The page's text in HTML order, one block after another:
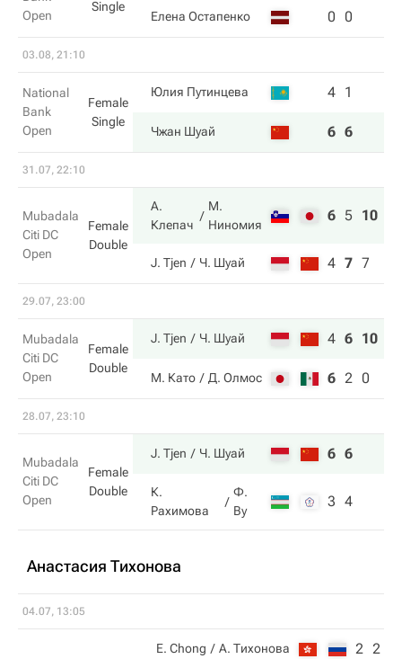
Open
Single
Елена Остапенко 0 0
03.08, 21:10
National
Bank
Open
Female
Single
Юлия Путинцева 4 1
Чжан Шуай 6 6
31.07, 22:10
Mubadala
Citi DC
Open
Female
Double
А.
Клепач
М.
Ниномия
6 5 10
J. Tjen Ч. Шуай 4 7 7
29.07, 23:00
Mubadala
Citi DC
Open
Female
Double
J. Tjen Ч. Шуай 4 6 10
М. Като Д. Олмос 6 2 0
28.07, 23:10
Mubadala
Citi DC
Open
Female
Double
J. Tjen Ч. Шуай 6 6
К.
Рахимова
Ф.
Ву
3 4
Анастасия Тихонова
04.07, 13:05
E. Chong А. Тихонова 2 2